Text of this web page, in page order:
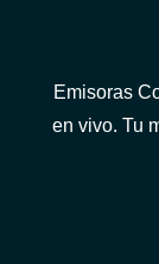
Emisoras
en vivo. Tu